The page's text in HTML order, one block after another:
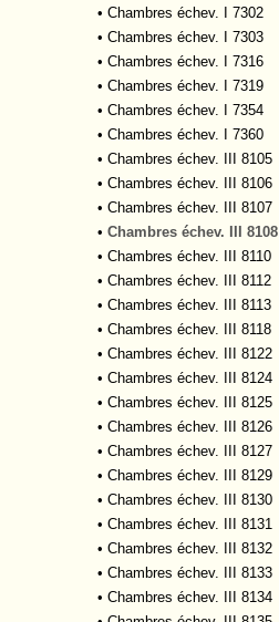
• Chambres échev. I 7302
• Chambres échev. I 7303
• Chambres échev. I 7316
• Chambres échev. I 7319
• Chambres échev. I 7354
• Chambres échev. I 7360
• Chambres échev. III 8105
• Chambres échev. III 8106
• Chambres échev. III 8107
• Chambres échev. III 8108
• Chambres échev. III 8110
• Chambres échev. III 8112
• Chambres échev. III 8113
• Chambres échev. III 8118
• Chambres échev. III 8122
• Chambres échev. III 8124
• Chambres échev. III 8125
• Chambres échev. III 8126
• Chambres échev. III 8127
• Chambres échev. III 8129
• Chambres échev. III 8130
• Chambres échev. III 8131
• Chambres échev. III 8132
• Chambres échev. III 8133
• Chambres échev. III 8134